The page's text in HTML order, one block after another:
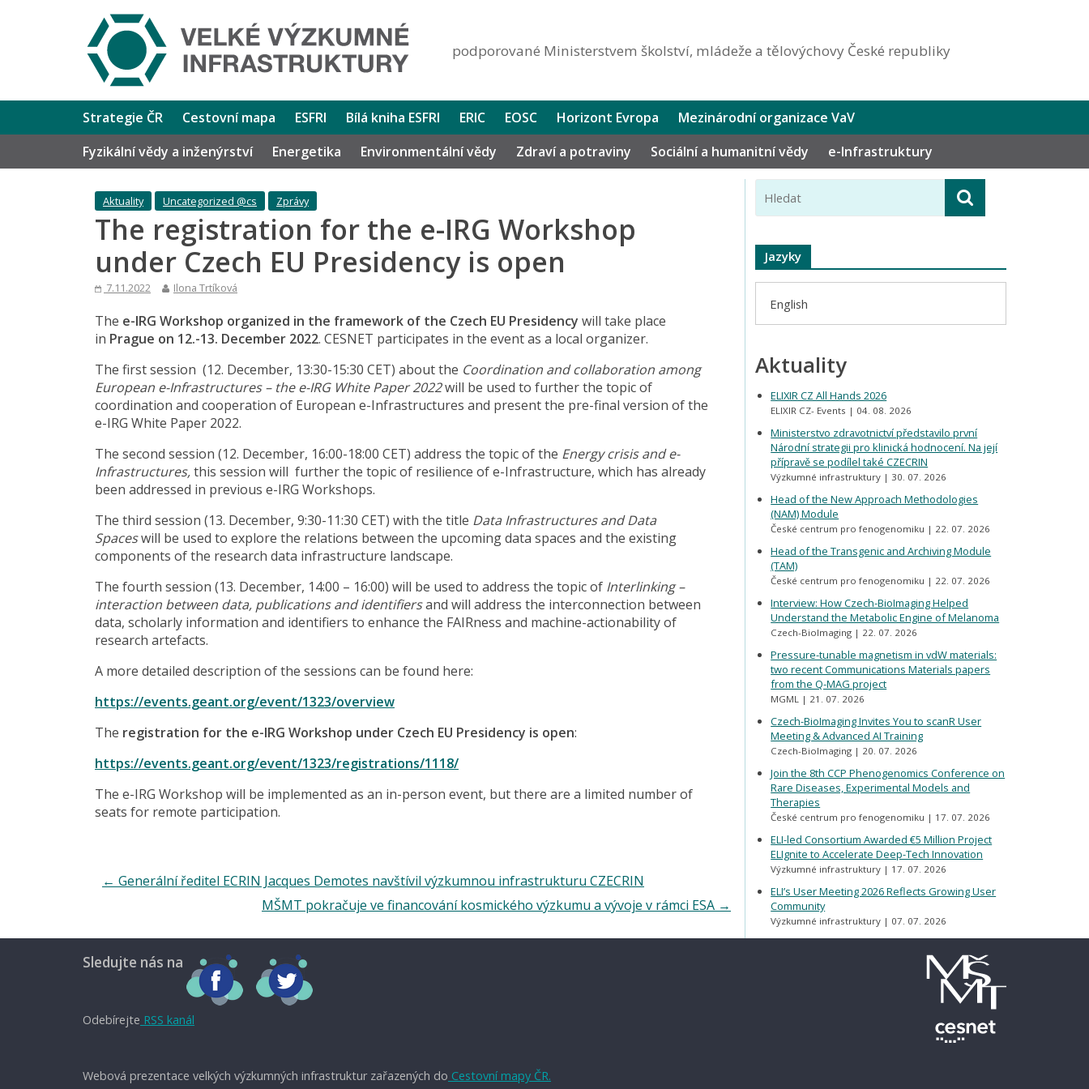
podporované Ministerstvem školství, mládeže a tělovýchovy České republiky
Strategie ČR Cestovní mapa ESFRI Bílá kniha ESFRI ERIC EOSC Horizont Evropa
Mezinárodní organizace VaV
Fyzikální vědy a inženýrství
Energetika Environmentální vědy Zdraví a potraviny Sociální a humanitní vědy e-Infrastruktury
Aktuality Uncategorized @cs Zprávy
The registration for the e-IRG Workshop
under Czech EU Presidency is open
7.11.2022 Ilona Trtíková
The e-IRG Workshop organized in the framework of the Czech EU Presidency will take place
in Prague on 12.-13. December 2022. CESNET participates in the event as a local organizer.
The first session (12. December, 13:30-15:30 CET) about the Coordination and collaboration among
European e-Infrastructures – the e-IRG White Paper 2022will be used to further the topic of
coordination and cooperation of European e-Infrastructures and present the pre-final version of the
e-IRG White Paper 2022.
The second session (12. December, 16:00-18:00 CET) address the topic of the Energy crisis and e-
Infrastructures,this session will further the topic of resilience of e-Infrastructure, which has already
been addressed in previous e-IRG Workshops.
The third session (13. December, 9:30-11:30 CET) with the title Data Infrastructures and Data
Spaceswill be used to explore the relations between the upcoming data spaces and the existing
components of the research data infrastructure landscape.
The fourth session (13. December, 14:00 – 16:00) will be used to address the topic of Interlinking –
interaction between data, publications and identifiersand will address the interconnection between
data, scholarly information and identifiers to enhance the FAIRness and machine-actionability of
research artefacts.
A more detailed description of the sessions can be found here:
https://events.geant.org/event/1323/overview
The registration for the e-IRG Workshop under Czech EU Presidency is open:
https://events.geant.org/event/1323/registrations/1118/
The e-IRG Workshop will be implemented as an in-person event, but there are a limited number of
seats for remote participation.
← Generální ředitel ECRIN Jacques Demotes navštívil výzkumnou infrastrukturu CZECRIN
MŠMT pokračuje ve financování kosmického výzkumu a vývoje v rámci ESA →
Jazyky
English
Aktuality
ELIXIR CZ All Hands 2026
ELIXIR CZ- Events 04. 08. 2026
Ministerstvo zdravotnictví představilo první
Národní strategii pro klinická hodnocení. Na její
přípravě se podílel také CZECRIN
Výzkumné infrastruktury 30. 07. 2026
Head of the New Approach Methodologies
(NAM) Module
České centrum pro fenogenomiku 22. 07. 2026
Head of the Transgenic and Archiving Module
(TAM)
České centrum pro fenogenomiku 22. 07. 2026
Interview: How Czech-BioImaging Helped
Understand the Metabolic Engine of Melanoma
Czech-BioImaging 22. 07. 2026
Pressure-tunable magnetism in vdW materials:
two recent Communications Materials papers
from the Q-MAG project
MGML 21. 07. 2026
Czech-BioImaging Invites You to scanR User
Meeting & Advanced AI Training
Czech-BioImaging 20. 07. 2026
Join the 8th CCP Phenogenomics Conference on
Rare Diseases, Experimental Models and
Therapies
České centrum pro fenogenomiku 17. 07. 2026
ELI-led Consortium Awarded €5 Million Project
ELIgnite to Accelerate Deep-Tech Innovation
Výzkumné infrastruktury 17. 07. 2026
ELI’s User Meeting 2026 Reflects Growing User
Community
Výzkumné infrastruktury 07. 07. 2026
Sledujte nás na
Odebírejte RSS kanál
Webová prezentace velkých výzkumných infrastruktur zařazených do Cestovní mapy ČR.